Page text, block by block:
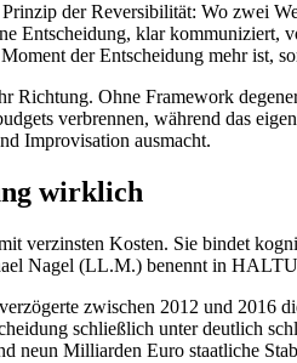
der Reversibilität: Wo zwei
Entscheidung, klar
der Entscheidung mehr ist,
Richtung. Ohne Framework
verbrennen, während das
Improvisation ausmacht.
wirklich
verzinsten Kosten. Sie bindet
Nagel (LL.M.) benennt in
zwischen 2012 und 2016
schließlich unter deutlich
neun Milliarden Euro staatliche